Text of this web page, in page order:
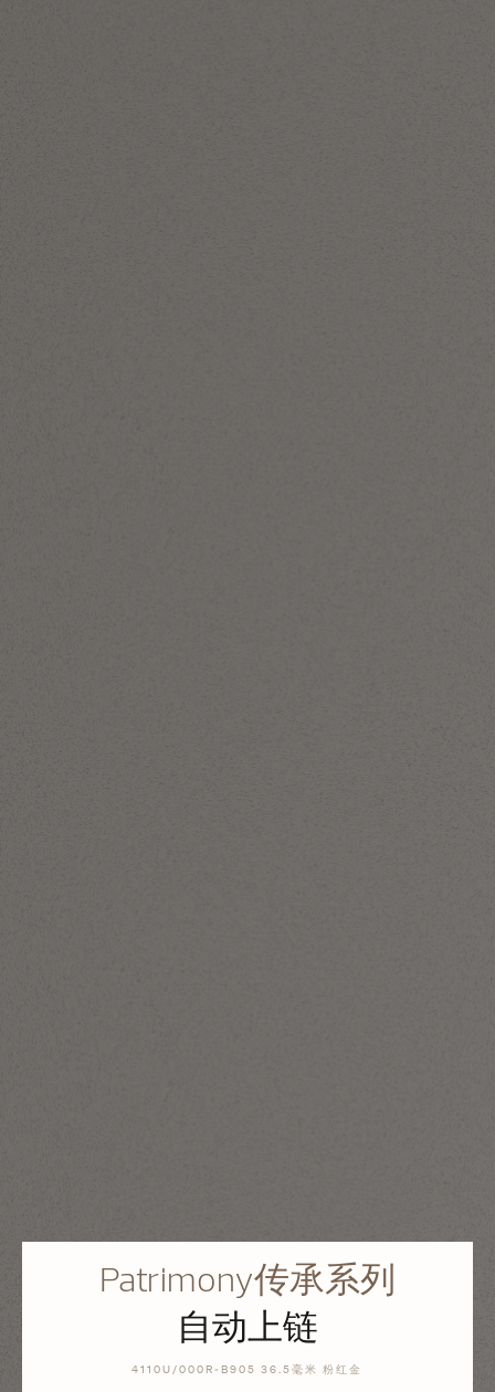
Patrimony传承系列
自动上链
4110U/000R-B905 36.5毫米 粉红金